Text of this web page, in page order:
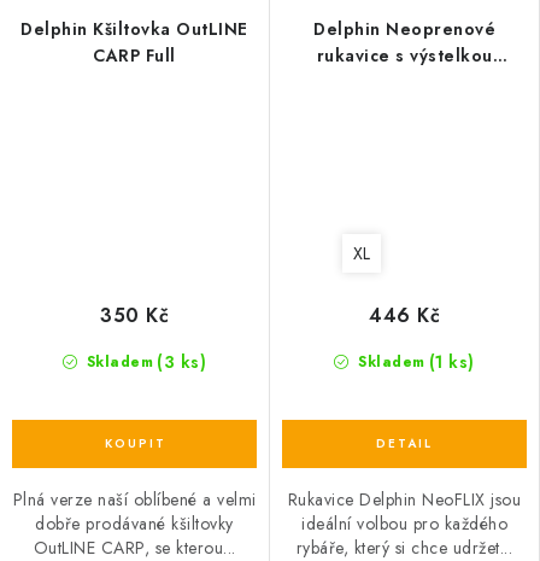
Delphin Kšiltovka OutLINE
CARP Full
Skladem (3 ks)
350 Kč
Plná verze naší oblíbené a velmi
dobře prodávané kšiltovky
OutLINE CARP, se kterou...
Delphin Neoprenové
rukavice s výstelkou
XL
Skladem (1 ks)
446 Kč
Rukavice Delphin NeoFLIX jsou
ideální volbou pro každého
rybáře, který si chce udržet...